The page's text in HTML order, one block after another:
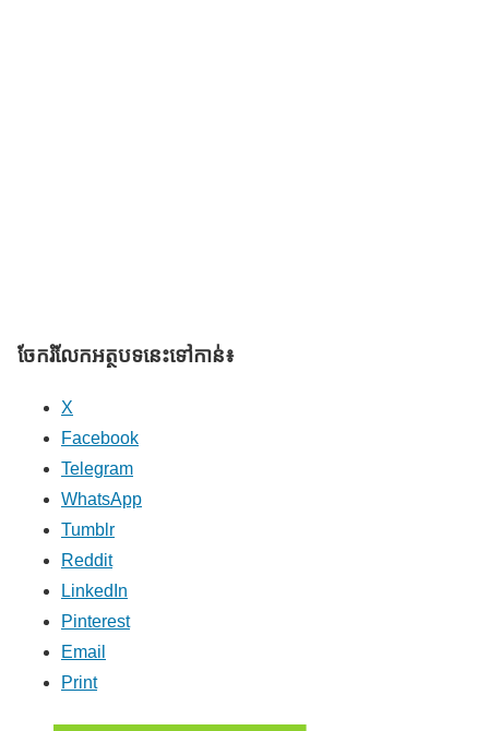
ចែករំលែក​អត្ថបទនេះទៅកាន់៖
X
Facebook
Telegram
WhatsApp
Tumblr
Reddit
LinkedIn
Pinterest
Email
Print